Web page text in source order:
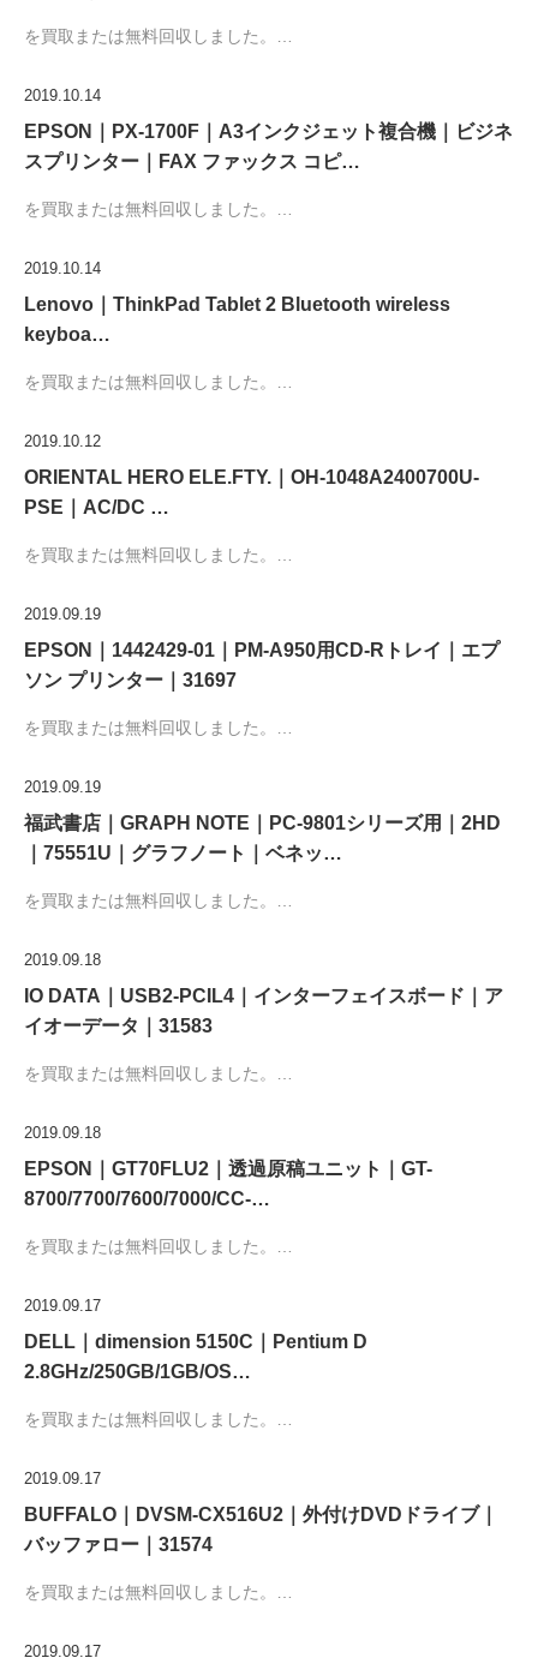
を買取または無料回収しました。…
2019.10.14
EPSON｜PX-1700F｜A3インクジェット複合機｜ビジネ
スプリンター｜FAX ファックス コピ…
を買取または無料回収しました。…
2019.10.14
Lenovo｜ThinkPad Tablet 2 Bluetooth wireless
keyboa…
を買取または無料回収しました。…
2019.10.12
ORIENTAL HERO ELE.FTY.｜OH-1048A2400700U-
PSE｜AC/DC …
を買取または無料回収しました。…
2019.09.19
EPSON｜1442429-01｜PM-A950用CD-Rトレイ｜エプ
ソン プリンター｜31697
を買取または無料回収しました。…
2019.09.19
福武書店｜GRAPH NOTE｜PC-9801シリーズ用｜2HD
｜75551U｜グラフノート｜ベネッ…
を買取または無料回収しました。…
2019.09.18
IO DATA｜USB2-PCIL4｜インターフェイスボード｜ア
イオーデータ｜31583
を買取または無料回収しました。…
2019.09.18
EPSON｜GT70FLU2｜透過原稿ユニット｜GT-
8700/7700/7600/7000/CC-…
を買取または無料回収しました。…
2019.09.17
DELL｜dimension 5150C｜Pentium D
2.8GHz/250GB/1GB/OS…
を買取または無料回収しました。…
2019.09.17
BUFFALO｜DVSM-CX516U2｜外付けDVDドライブ｜
バッファロー｜31574
を買取または無料回収しました。…
2019.09.17